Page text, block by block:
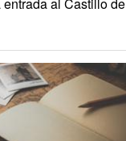
al Castillo de